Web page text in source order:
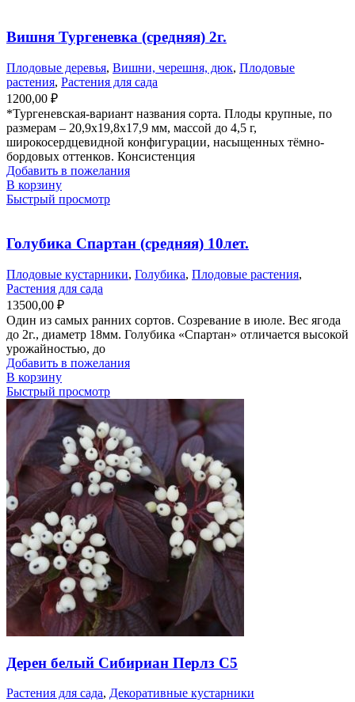
Вишня Тургеневка (средняя) 2г.
Плодовые деревья, Вишни, черешня, дюк, Плодовые
растения, Растения для сада
1200,00 ₽
*Тургеневская-вариант названия сорта. Плоды крупные, по
размерам – 20,9х19,8х17,9 мм, массой до 4,5 г,
широкосердцевидной конфигурации, насыщенных тёмно-
бордовых оттенков. Консистенция
Добавить в пожелания
В корзину
Быстрый просмотр
Голубика Спартан (средняя) 10лет.
Плодовые кустарники, Голубика, Плодовые растения,
Растения для сада
13500,00 ₽
Один из самых ранних сортов. Созревание в июле. Вес ягода
до 2г., диаметр 18мм. Голубика «Спартан» отличается высокой
урожайностью, до
Добавить в пожелания
В корзину
Быстрый просмотр
Дерен белый Сибириан Перлз С5
Растения для сада, Декоративные кустарники